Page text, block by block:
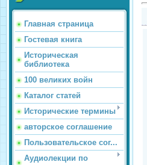
Главная страница
Гостевая книга
Историческая
библиотека
100 великих войн
Каталог статей
Исторические термины
авторское соглашение
Пользовательское сог...
Аудиолекции по